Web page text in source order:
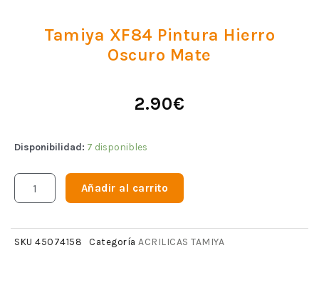
Tamiya XF84 Pintura Hierro
Oscuro Mate
2.90€
Disponibilidad: 7 disponibles
Añadir al carrito
SKU 45074158 Categoría ACRILICAS TAMIYA